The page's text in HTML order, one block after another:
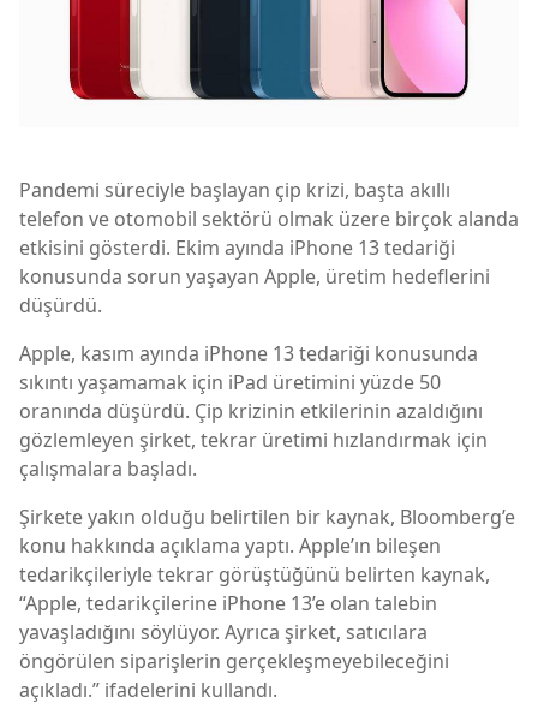
Pandemi süreciyle başlayan çip krizi, başta akıllı
telefon ve otomobil sektörü olmak üzere birçok alanda
etkisini gösterdi. Ekim ayında iPhone 13 tedariği
konusunda sorun yaşayan Apple, üretim hedeflerini
düşürdü.
Apple, kasım ayında iPhone 13 tedariği konusunda
sıkıntı yaşamamak için iPad üretimini yüzde 50
oranında düşürdü. Çip krizinin etkilerinin azaldığını
gözlemleyen şirket, tekrar üretimi hızlandırmak için
çalışmalara başladı.
Şirkete yakın olduğu belirtilen bir kaynak, Bloomberg’e
konu hakkında açıklama yaptı. Apple’ın bileşen
tedarikçileriyle tekrar görüştüğünü belirten kaynak,
“Apple, tedarikçilerine iPhone 13’e olan talebin
yavaşladığını söylüyor. Ayrıca şirket, satıcılara
öngörülen siparişlerin gerçekleşmeyebileceğini
açıkladı.” ifadelerini kullandı.